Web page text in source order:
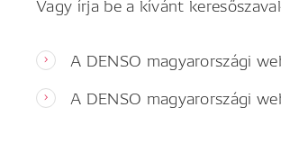
A DENSO magyarországi
A DENSO magyarországi